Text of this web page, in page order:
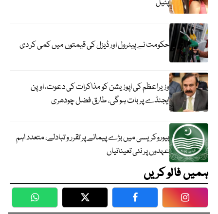
پٹیل
حکومت نے پیٹرول اور ڈیزل کی قیمتوں میں کمی کر دی
وزیراعظم کی اپوزیشن کو مذاکرات کی دعوت، اوپن
ایجنڈے پر بات ہوگی، طارق فضل چودھری
بیوروکریسی میں بڑے پیمانے پر تقرر و تبادلے، متعدد اہم
عہدوں پر نئی تعیناتیاں
ہمیں فالو کریں
WhatsApp Twitter Facebook